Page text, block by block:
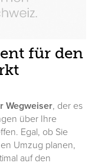
für den
Wegweiser, der es
über Ihre
Egal, ob Sie
Umzug planen,
auf den